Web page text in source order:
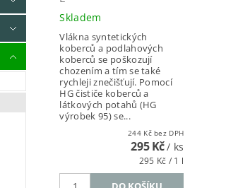
Skladem
Vlákna syntetických
koberců a podlahových
koberců se poškozují
chozením a tím se také
rychleji znečišťují. Pomocí
HG čističe koberců a
látkových potahů (HG
výrobek 95) se...
244 Kč bez DPH
295 Kč/ ks
295 Kč / 1 l